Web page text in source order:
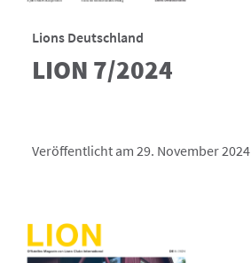
Lions Deutschland
LION 7/2024
Veröffentlicht am 29. November 2024